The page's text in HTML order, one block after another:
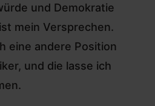
und Demokratie
mein Versprechen.
eine andere Position
und die lasse ich